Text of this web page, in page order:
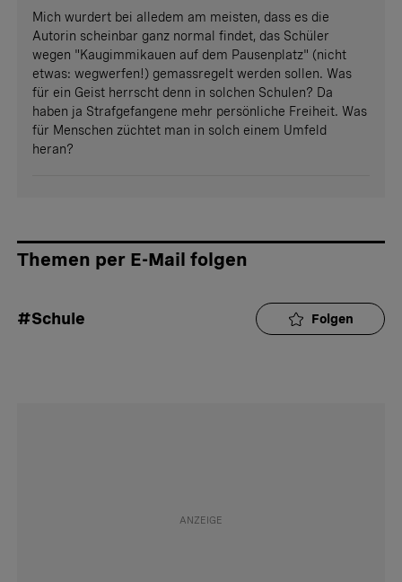
Mich wurdert bei alledem am meisten, dass es die
Autorin scheinbar ganz normal findet, das Schüler
wegen "Kaugimmikauen auf dem Pausenplatz" (nicht
etwas: wegwerfen!) gemassregelt werden sollen. Was
für ein Geist herrscht denn in solchen Schulen? Da
haben ja Strafgefangene mehr persönliche Freiheit. Was
für Menschen züchtet man in solch einem Umfeld
heran?
Themen per E-Mail folgen
#Schule Folgen